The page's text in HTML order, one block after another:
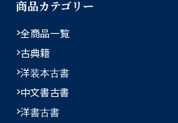
商品カテゴリー
全商品一覧
古典籍
洋装本古書
中文書古書
洋書古書